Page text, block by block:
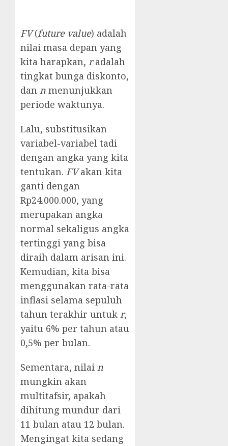
FV(future value) adalah
nilai masa depan yang
kita harapkan, radalah
tingkat bunga diskonto,
dan n menunjukkan
periode waktunya.
Lalu, substitusikan
variabel-variabel tadi
dengan angka yang kita
tentukan. FVakan kita
ganti dengan
Rp24.000.000, yang
merupakan angka
normal sekaligus angka
tertinggi yang bisa
diraih dalam arisan ini.
Kemudian, kita bisa
menggunakan rata-rata
inflasi selama sepuluh
tahun terakhir untuk r,
yaitu 6% per tahun atau
0,5% per bulan.
Sementara, nilai n
mungkin akan
multitafsir, apakah
dihitung mundur dari
11 bulan atau 12 bulan.
Mengingat kita sedang